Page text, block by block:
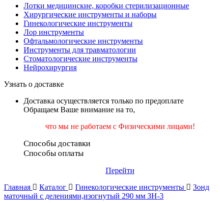
Лотки медицинские, коробки стерилизационные
Хирургические инструменты и наборы
Гинекологические инструменты
Лор инструменты
Офтальмологические инструменты
Инструменты для травматологии
Стоматологические инструменты
Нейрохирургия
Узнать о доставке
Доставка осуществляется только по предоплате
Обращаем Ваше внимание на то,
что мы не работаем с Физическими лицами!
Способы доставки
Способы оплаты
Перейти
Главная
Каталог Гинекологические инструменты
Зонд
маточный с делениями,изогнутый 290 мм ЗН-3